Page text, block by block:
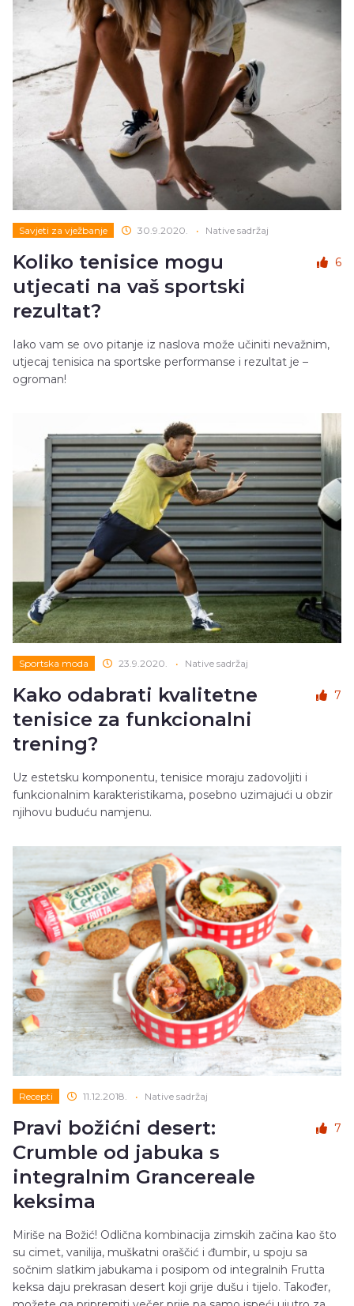
Savjeti za vježbanje 30.9.2020. • Native sadržaj
Koliko tenisice mogu
utjecati na vaš sportski
rezultat?
6
Iako vam se ovo pitanje iz naslova može učiniti nevažnim,
utjecaj tenisica na sportske performanse i rezultat je –
ogroman!
Sportska moda 23.9.2020. • Native sadržaj
Kako odabrati kvalitetne
tenisice za funkcionalni
trening?
7
Uz estetsku komponentu, tenisice moraju zadovoljiti i
funkcionalnim karakteristikama, posebno uzimajući u obzir
njihovu buduću namjenu.
Recepti 11.12.2018. • Native sadržaj
Pravi božićni desert:
Crumble od jabuka s
integralnim Grancereale
keksima
7
Miriše na Božić! Odlična kombinacija zimskih začina kao što
su cimet, vanilija, muškatni oraščić i đumbir, u spoju sa
sočnim slatkim jabukama i posipom od integralnih Frutta
keksa daju prekrasan desert koji grije dušu i tijelo. Također,